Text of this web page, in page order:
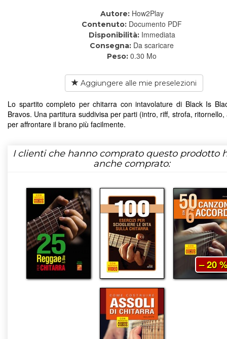
Autore: How2Play
Contenuto: Documento PDF
Disponibilità: Immediata
Consegna: Da scaricare
Peso: 0.30 Mo
Aggiungere alle mie preselezioni
Lo spartito completo per chitarra con intavolature di Black Is
Bravos. Una partitura suddivisa per parti (intro, riff, strofa, ritornello,
per affrontare il brano più facilmente.
I clienti che hanno comprato questo prodotto
anche comprato:
– 20